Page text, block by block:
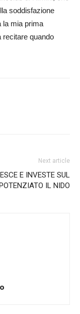
soddisfazione
la mia prima
recitare quando
Next article
E INVESTE SUL
IL NIDO